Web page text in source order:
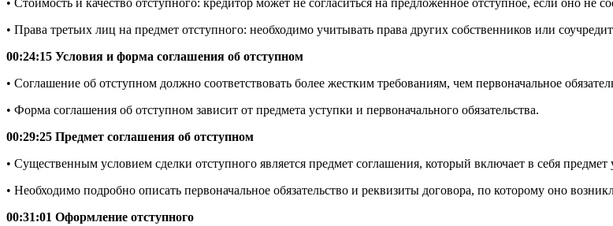
• Права третьих лиц на предмет отступного: необходимо учитывать права других собственников или
00:24:15 Условия и форма соглашения об отступном
• Соглашение об отступном должно соответствовать более жестким требованиям, чем первоначальное
• Форма соглашения об отступном зависит от предмета уступки и первоначального обязательства.
00:29:25 Предмет соглашения об отступном
• Существенным условием сделки отступного является предмет соглашения, который включает в себя предмет
• Необходимо подробно описать первоначальное обязательство и реквизиты договора, по которому оно
00:31:01 Оформление отступного